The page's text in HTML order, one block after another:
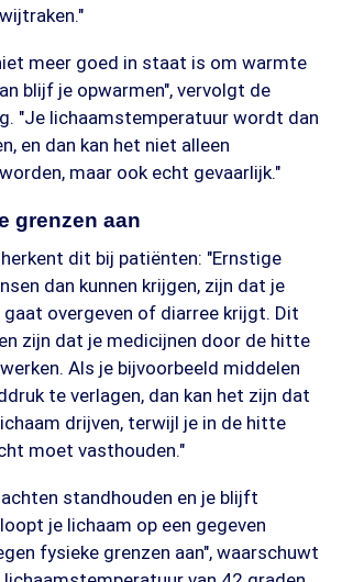
meer goed in staat is om warmte
blijf je opwarmen", vervolgt de
"Je lichaamstemperatuur wordt dan
en dan kan het niet alleen
maar ook echt gevaarlijk."
grenzen aan
dit bij patiënten: "Ernstige
dan kunnen krijgen, zijn dat je
overgeven of diarree krijgt. Dit
zijn dat je medicijnen door de hitte
Als je bijvoorbeeld middelen
te verlagen, dan kan het zijn dat
drijven, terwijl je in de hitte
moet vasthouden."
standhouden en je blijft
je lichaam op een gegeven
fysieke grenzen aan", waarschuwt